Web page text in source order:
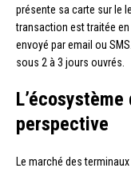
présente sa carte sur le
transaction est traitée
envoyé par email ou
sous 2 à 3 jours ouvrés.
perspective
Le marché des